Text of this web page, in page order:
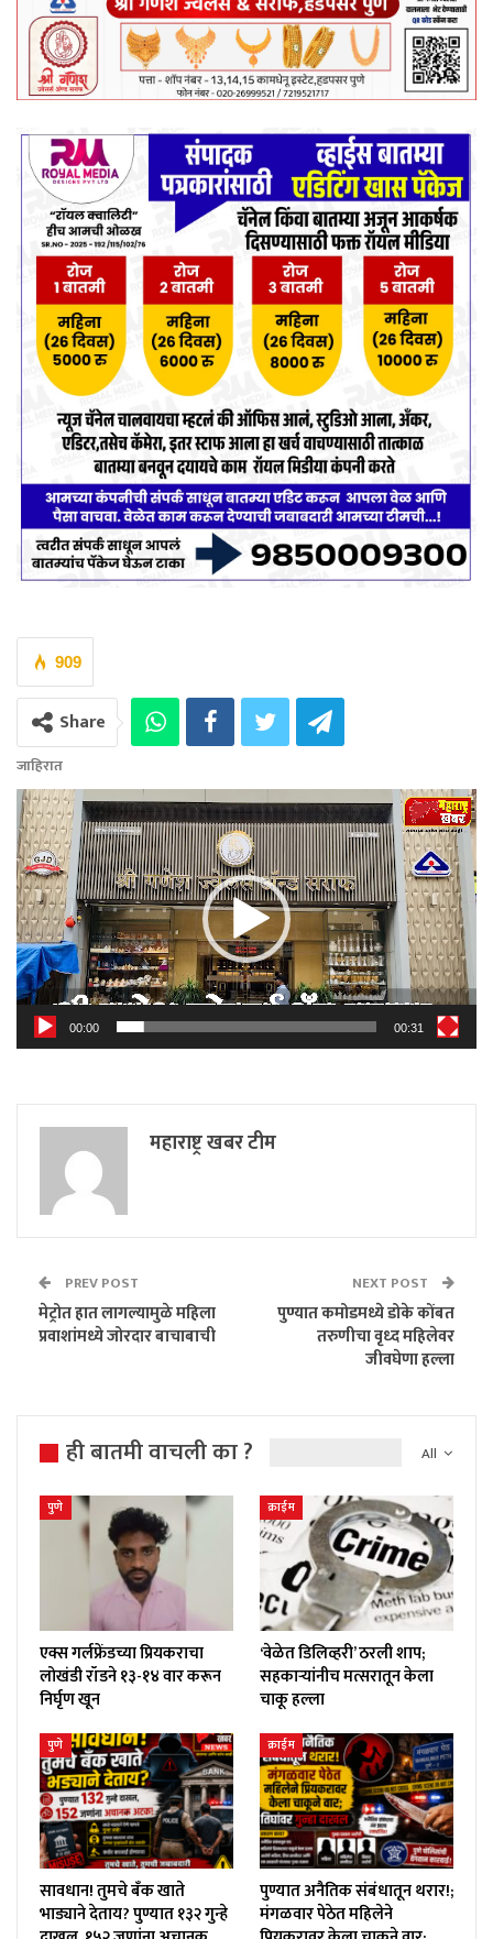
909
Share
जाहिरात
Video
Player
00:00 00:31
महाराष्ट्र खबर टीम
PREV POST
मेट्रोत हात लागल्यामुळे महिला
प्रवाशांमध्ये जोरदार बाचाबाची
NEXT POST
पुण्यात कमोडमध्ये डोके कोंबत
तरुणीचा वृध्द महिलेवर
जीवघेणा हल्ला
All
ही बातमी वाचली का ?
पुणे
एक्स गर्लफ्रेंडच्या प्रियकराचा
लोखंडी रॉडने १३-१४ वार करून
निर्घृण खून
क्राईम
‘वेळेत डिलिव्हरी’ ठरली शाप;
सहकाऱ्यांनीच मत्सरातून केला
चाकू हल्ला
पुणे
सावधान! तुमचे बँक खाते
भाड्याने देताय? पुण्यात १३२ गुन्हे
क्राईम
पुण्यात अनैतिक संबंधातून थरार!;
मंगळवार पेठेत महिलेने